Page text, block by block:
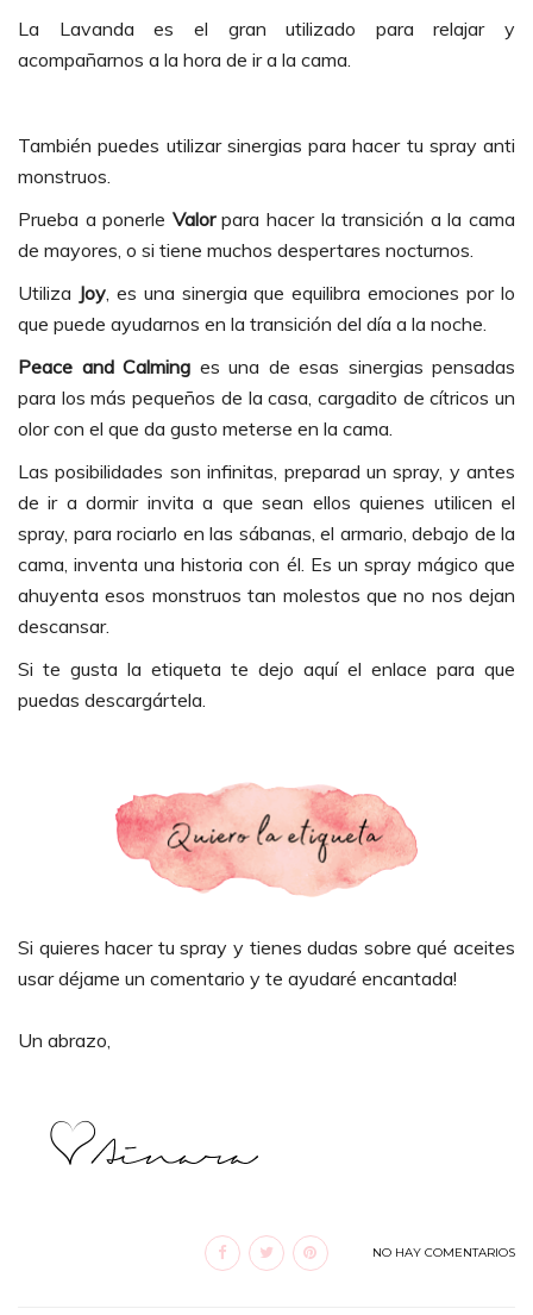
La Lavanda es el gran utilizado para relajar y
acompañarnos a la hora de ir a la cama.
También puedes utilizar sinergias para hacer tu spray anti
monstruos.
Prueba a ponerle Valorpara hacer la transición a la cama
de mayores, o si tiene muchos despertares nocturnos.
Utiliza Joy, es una sinergia que equilibra emociones por lo
que puede ayudarnos en la transición del día a la noche.
Peace and Calming es una de esas sinergias pensadas
para los más pequeños de la casa, cargadito de cítricos un
olor con el que da gusto meterse en la cama.
Las posibilidades son infinitas, preparad un spray, y antes
de ir a dormir invita a que sean ellos quienes utilicen el
spray, para rociarlo en las sábanas, el armario, debajo de la
cama, inventa una historia con él. Es un spray mágico que
ahuyenta esos monstruos tan molestos que no nos dejan
descansar.
Si te gusta la etiqueta te dejo aquí el enlace para que
puedas descargártela.
Si quieres hacer tu spray y tienes dudas sobre qué aceites
usar déjame un comentario y te ayudaré encantada!
Un abrazo,
NO HAY COMENTARIOS